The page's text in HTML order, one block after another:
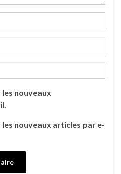
nouveaux
nouveaux articles par e-